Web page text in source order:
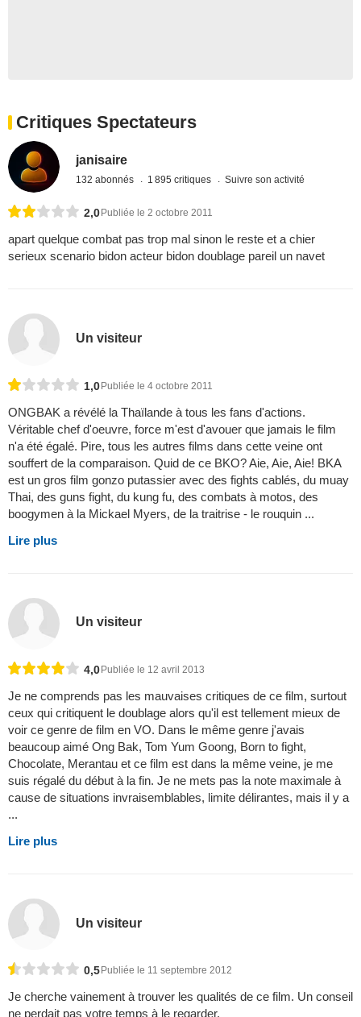
Critiques Spectateurs
janisaire
132 abonnés 1 895 critiques Suivre son activité
2,0 Publiée le 2 octobre 2011
apart quelque combat pas trop mal sinon le reste et a chier
serieux scenario bidon acteur bidon doublage pareil un navet
Un visiteur
1,0Publiée le 4 octobre 2011
ONGBAK a révélé la Thaïlande à tous les fans d'actions.
Véritable chef d'oeuvre, force m'est d'avouer que jamais le film
n'a été égalé. Pire, tous les autres films dans cette veine ont
souffert de la comparaison. Quid de ce BKO? Aie, Aie, Aie! BKA
est un gros film gonzo putassier avec des fights cablés, du muay
Thai, des guns fight, du kung fu, des combats à motos, des
boogymen à la Mickael Myers, de la traitrise - le rouquin ...
Lire plus
Un visiteur
4,0 Publiée le 12 avril 2013
Je ne comprends pas les mauvaises critiques de ce film, surtout
ceux qui critiquent le doublage alors qu'il est tellement mieux de
voir ce genre de film en VO. Dans le même genre j'avais
beaucoup aimé Ong Bak, Tom Yum Goong, Born to fight,
Chocolate, Merantau et ce film est dans la même veine, je me
suis régalé du début à la fin. Je ne mets pas la note maximale à
cause de situations invraisemblables, limite délirantes, mais il y a
...
Lire plus
Un visiteur
0,5 Publiée le 11 septembre 2012
Je cherche vainement à trouver les qualités de ce film. Un conseil
ne perdait pas votre temps à le regarder.